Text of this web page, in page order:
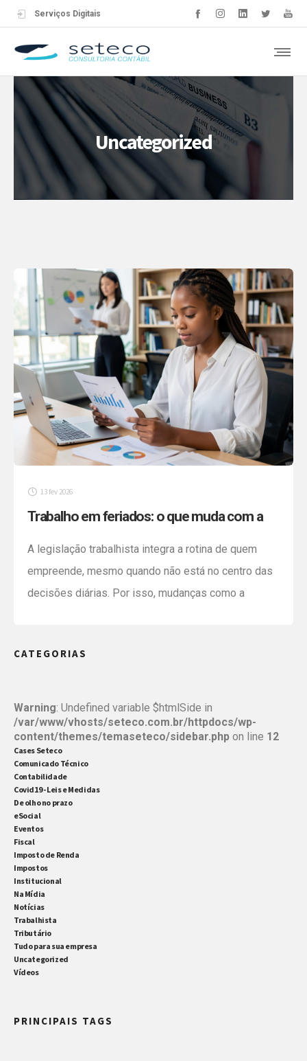
Serviços Digitais
Uncategorized
13 fev 2026
Trabalho em feriados: o que muda com a
pode se organizar desde já
A legislação trabalhista integra a rotina de quem
empreende, mesmo quando não está no centro das
decisões diárias. Por isso, mudanças como a
Ministério do Trabalho e Emprego (MTE) anunciou
CATEGORIAS
Warning: Undefined variable $htmlSide in
/var/www/vhosts/seteco.com.br/httpdocs/wp-
content/themes/temaseteco/sidebar.php on line 12
Cases Seteco
Comunicado Técnico
Contabilidade
Covid19 - Leis e Medidas
De olho no prazo
eSocial
Eventos
Fiscal
Imposto de Renda
Impostos
Institucional
Na Mídia
Notícias
Trabalhista
Tributário
Tudo para sua empresa
Uncategorized
Vídeos
PRINCIPAIS TAGS